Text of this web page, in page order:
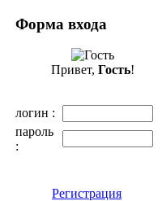
Форма входа
Привет, Гость!
логин :
пароль
:
Регистрация